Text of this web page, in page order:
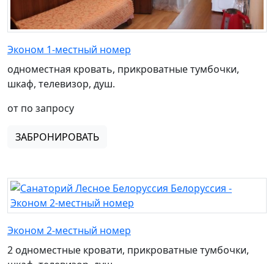
Эконом 1-местный номер
одноместная кровать, прикроватные тумбочки,
шкаф, телевизор, душ.
от по запросу
ЗАБРОНИРОВАТЬ
Эконом 2-местный номер
2 одноместные кровати, прикроватные тумбочки,